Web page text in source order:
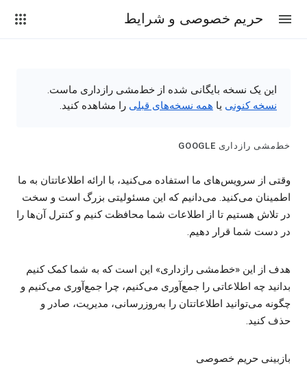
حریم خصوصی و شرایط
این یک نسخه بایگانی شده از خط‌مشی رازداری ماست.
نسخه کنونی یا همه نسخه‌های قبلی را مشاهده کنید.
خط‌مشی رازداری GOOGLE
وقتی از سرویس‌های ما استفاده می‌کنید، با ارائه اطلاعاتتان به ما
اطمینان می‌کنید. می‌دانیم که این مسئولیتی بزرگ است و سخت
در تلاش هستیم تا از اطلاعات شما محافظت کنیم و کنترل آن‌ها را
در دست شما قرار دهیم.
هدف از این «خط‌مشی رازداری» این است که به شما کمک کنیم
بدانید چه اطلاعاتی را جمع‌آوری می‌کنیم، چرا جمع‌آوری می‌کنیم و
چگونه می‌توانید اطلاعاتتان را به‌روزرسانی، مدیریت، صادر و
حذف کنید.
بازبینی حریم خصوصی